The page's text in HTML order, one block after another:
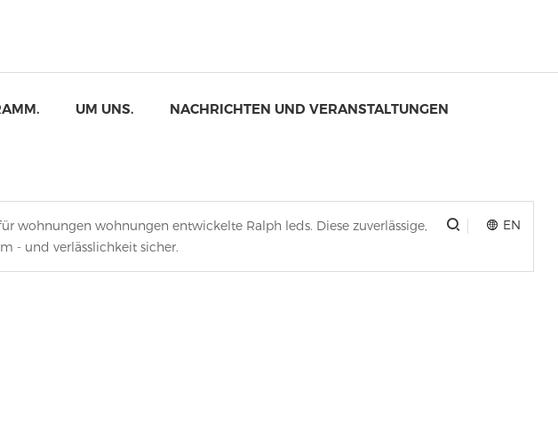
UM UNS. NACHRICHTEN UND VERANSTALTUNGEN
EN
wohnungen wohnungen entwickelte Ralph leds. Diese zuverlässige,
- und verlässlichkeit sicher.